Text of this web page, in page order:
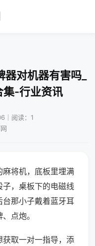
对机器有害吗_
集-行业资讯
｜阅读：1
将机，底板里埋满
，桌板下的电磁线
台那小子戴着蓝牙耳
点炮。
取一对一指导，添